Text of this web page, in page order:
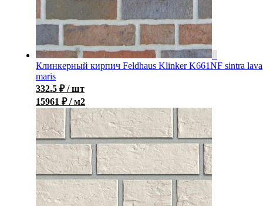
Клинкерный кирпич Feldhaus Klinker K661NF sintra lava
maris
332.5 ₽ / шт
15961 ₽ / м2